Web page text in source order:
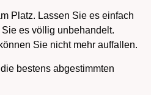
Platz. Lassen Sie es einfach
es völlig unbehandelt.
Sie nicht mehr auffallen.
bestens abgestimmten